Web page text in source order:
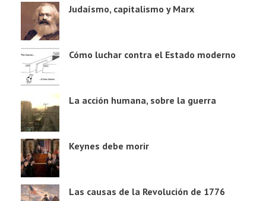
Judaísmo, capitalismo y Marx
Cómo luchar contra el Estado moderno
La acción humana, sobre la guerra
Keynes debe morir
Las causas de la Revolución de 1776